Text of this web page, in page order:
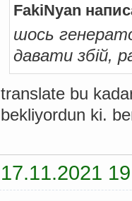
FakiNyan
шось
давати збій,
translate bu
bekliyordun ki.
17.11.2021